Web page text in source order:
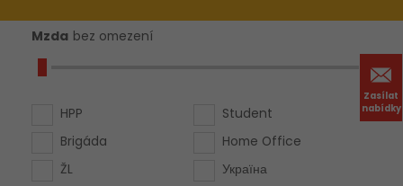
Zasílat
nabídky
Mzda bez omezení
HPP
Brigáda
ŽL
Student
Home Office
Україна